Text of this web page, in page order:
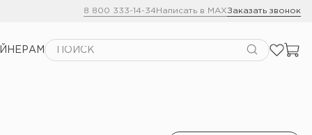
8 800 333-14-34Написать в MAXЗаказать звонок